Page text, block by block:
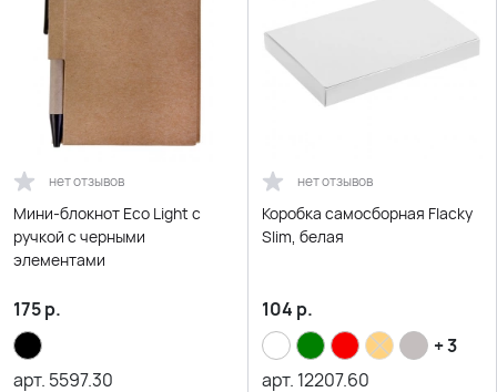
нет отзывов
Мини-блокнот Eco Light c
ручкой с черными
элементами
175р.
арт. 5597.30
нет отзывов
Коробка самосборная Flacky
Slim, белая
104 р.
+ 3
арт. 12207.60